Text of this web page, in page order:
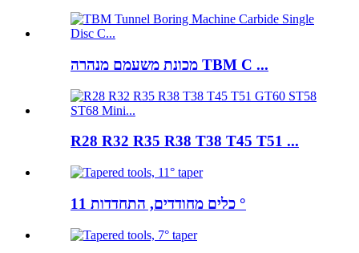
מכונת משעמם מנהרה TBM C ...
R28 R32 R35 R38 T38 T45 T51 ...
כלים מחודדים, התחדדות 11 °